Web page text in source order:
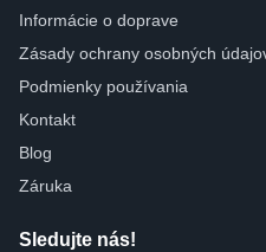
Informácie o doprave
Zásady ochrany osobných
Podmienky používania
Kontakt
Blog
Záruka
Sledujte nás!